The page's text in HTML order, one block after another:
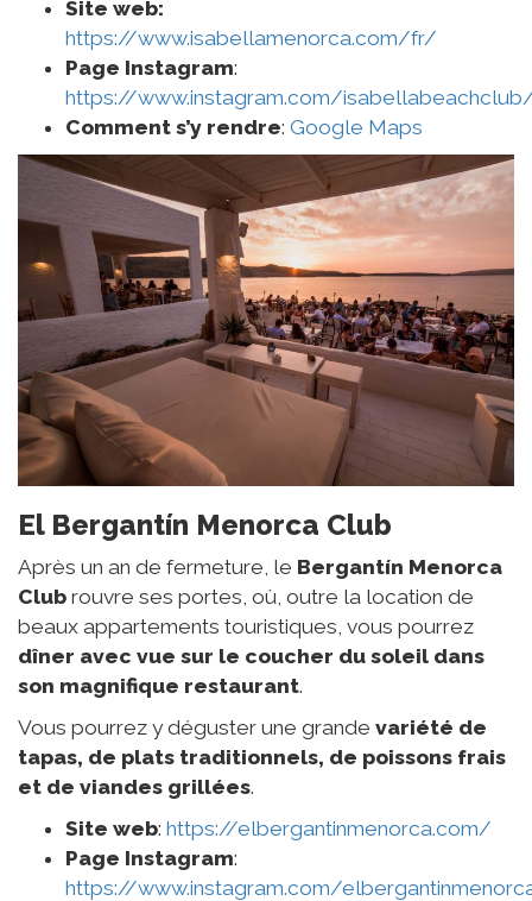
Site web:
https://www.isabellamenorca.com/fr/
Page Instagram:
https://www.instagram.com/
Comment s’y rendre: Google Maps
El Bergantín Menorca Club
Après un an de fermeture, le Bergantín Menorca
Club rouvre ses portes, où, outre la location de
beaux appartements touristiques, vous pourrez
dîner avec vue sur le coucher du soleil dans
son magnifique restaurant.
Vous pourrez y déguster une grande variété de
tapas, de plats traditionnels, de poissons frais
et de viandes grillées.
Site web: https://elbergantinmenorca.com/
Page Instagram:
https://www.instagram.com/